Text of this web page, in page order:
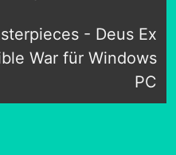
- Deus Ex
War für Windows
PC